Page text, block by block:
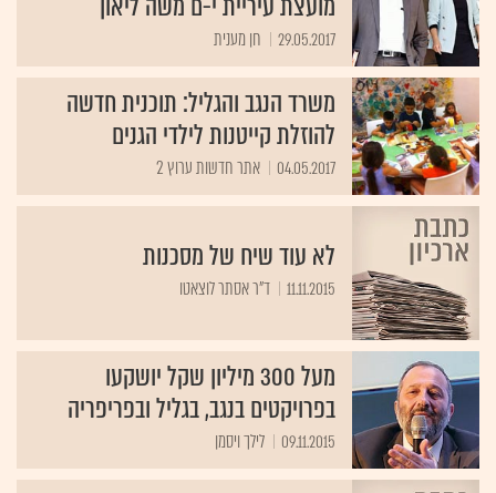
29.05.2017 חן מענית
משרד הנגב והגליל: תוכנית חדשה
להוזלת קייטנות לילדי הגנים
04.05.2017 אתר חדשות ערוץ 2
לא עוד שיח של מסכנות
11.11.2015 ד"ר אסתר לוצאטו
מעל 300 מיליון שקל יושקעו
בפרויקטים בנגב, בגליל ובפריפריה
09.11.2015 לילך ויסמן